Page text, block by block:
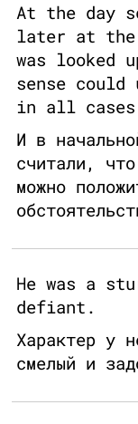
At the day
later at the
was looked
sense could
in all
И в
считали,
можно
He was a
defiant.
Характер у
смелый и